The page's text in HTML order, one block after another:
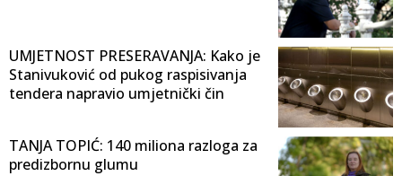
UMJETNOST PRESERAVANJA: Kako je
Stanivuković od pukog raspisivanja
tendera napravio umjetnički čin
TANJA TOPIĆ: 140 miliona razloga za
predizbornu glumu